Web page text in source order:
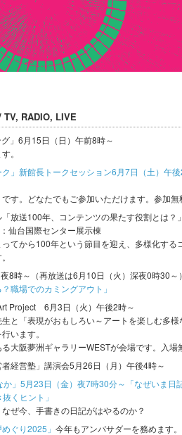
TV, RADIO, LIVE
」6月15日（日）午前8時～
。
ク」新館長トークセッション6月7日（土）午
す。どなたでもご参加いただけます。参加無
放送100年、コンテンツの果たす役割とは？
仙台国際センター展示棟
てから100年という節目を迎え、多様化する
8時～（再放送は6月10日（火）深夜0時30～）
職場でのカミングアウト」
Project 6月3日（火）午後2時～
と「表現がおもしろい～アートを楽しむ多様
います。
大阪夢洲ギャラリーWESTが会場です。入場
経営塾」講演会5月26日（月）午後4時～
か」5月23日（金）夜7時30分～「なぜいま日
くヒント」
ぜ今、手書きの日記がはやるのか？
ぐり2025」 今年もアンバサダーを務めます。